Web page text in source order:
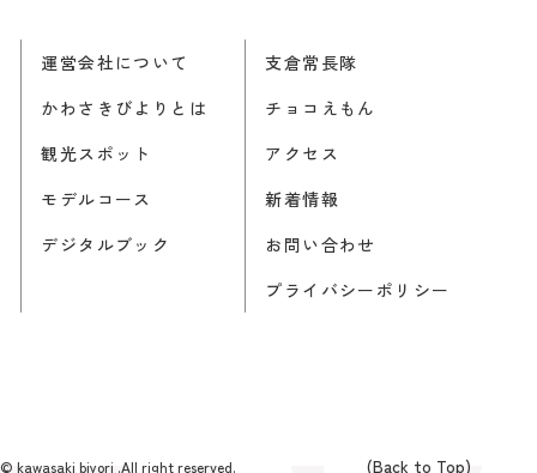
運営会社について
かわさきびよりとは
観光スポット
モデルコース
デジタルブック
支倉常長隊
チョコえもん
アクセス
新着情報
お問い合わせ
プライバシーポリシー
© kawasaki biyori .All right reserved. (Back to Top)